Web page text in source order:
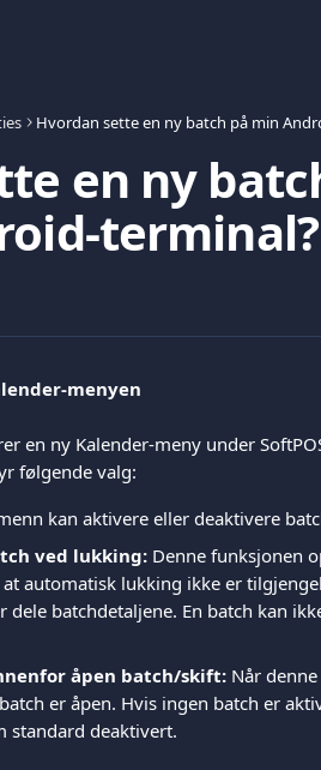
en ny
terminal?
menyen
en ny Kalender-meny under
følgende valg:
kan aktivere eller deaktivere
ved lukking: Denne funksjonen
automatisk lukking ikke er
batchdetaljene. En batch kan
åpen batch/skift: Når
er åpen. Hvis ingen batch er
standard deaktivert.